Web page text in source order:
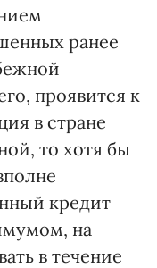
ранее
проявится к
в стране
то хотя бы
кредит
на
в течение